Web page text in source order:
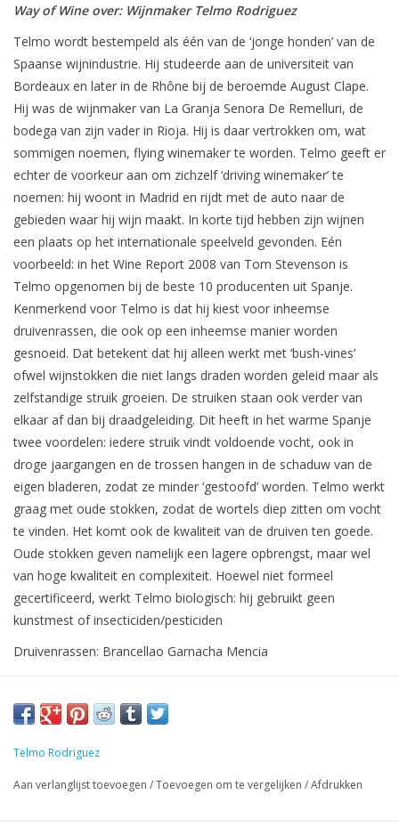
Way of Wine over: Wijnmaker Telmo Rodriguez
Telmo wordt bestempeld als één van de ‘jonge honden’ van de
Spaanse wijnindustrie. Hij studeerde aan de universiteit van
Bordeaux en later in de Rhône bij de beroemde August Clape.
Hij was de wijnmaker van La Granja Senora De Remelluri, de
bodega van zijn vader in Rioja. Hij is daar vertrokken om, wat
sommigen noemen, flying winemaker te worden. Telmo geeft er
echter de voorkeur aan om zichzelf ‘driving winemaker’ te
noemen: hij woont in Madrid en rijdt met de auto naar de
gebieden waar hij wijn maakt. In korte tijd hebben zijn wijnen
een plaats op het internationale speelveld gevonden. Eén
voorbeeld: in het Wine Report 2008 van Tom Stevenson is
Telmo opgenomen bij de beste 10 producenten uit Spanje.
Kenmerkend voor Telmo is dat hij kiest voor inheemse
druivenrassen, die ook op een inheemse manier worden
gesnoeid. Dat betekent dat hij alleen werkt met ‘bush-vines’
ofwel wijnstokken die niet langs draden worden geleid maar als
zelfstandige struik groeien. De struiken staan ook verder van
elkaar af dan bij draadgeleiding. Dit heeft in het warme Spanje
twee voordelen: iedere struik vindt voldoende vocht, ook in
droge jaargangen en de trossen hangen in de schaduw van de
eigen bladeren, zodat ze minder ‘gestoofd’ worden. Telmo werkt
graag met oude stokken, zodat de wortels diep zitten om vocht
te vinden. Het komt ook de kwaliteit van de druiven ten goede.
Oude stokken geven namelijk een lagere opbrengst, maar wel
van hoge kwaliteit en complexiteit. Hoewel niet formeel
gecertificeerd, werkt Telmo biologisch: hij gebruikt geen
kunstmest of insecticiden/pesticiden
Druivenrassen: Brancellao Garnacha Mencia
Telmo Rodriguez
Aan verlanglijst toevoegen /Toevoegen om te vergelijken /Afdrukken